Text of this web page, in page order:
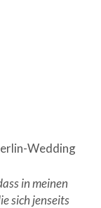
Wedding
in meinen
sich jenseits